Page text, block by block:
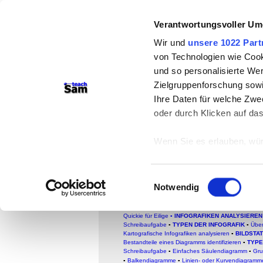
Verantwortungsvoller
Wir und unsere 1022
von Technologien wie
und so personalisierte
Zielgruppenforschung
Ihre Daten für welche
oder durch Klicken auf
Wenn Sie es erlauben,
Ihr Gerät durch
Erfahren Sie mehr
Präferenzen im
Wir verwenden Cookies,
anbieten zu können und
Einwilligungsauswahl
Notwendig
teachSam-
Arbeitstechniken-
-Methodik und
So sucht man auf
Säulendiagramme
Überblick
FACHBEREICH DEUTSCH
SCHREIBFORMEN IN
Quickie für Eilige ▪ INFOGRAFIKEN ANALYSIEREN
Schreibaufgabe ▪ TYPEN DER INFOGRAFIK ▪
Kartografische Infografiken analysieren ▪
Bestandteile eines Diagramms identifizieren ▪
Schreibaufgabe ▪ Einfaches Säulendiagramm ▪
▪ Balkendiagramme ▪ Linien- oder